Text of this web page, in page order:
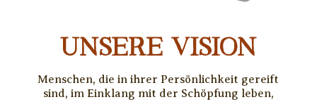
UNSERE VISION
Menschen, die in ihrer Persönlichkeit gereift
sind, im Einklang mit der Schöpfung leben,